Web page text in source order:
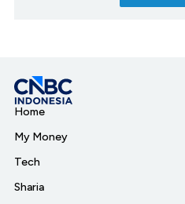
Home
My Money
Tech
Sharia